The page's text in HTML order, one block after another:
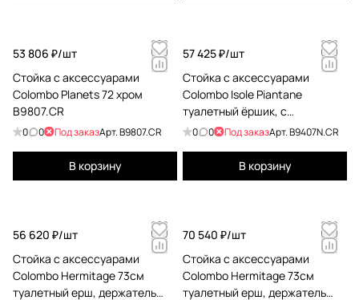
53 806 ₽/шт
Стойка с аксессуарами
Colombo Planets 72 хром
B9807.CR
0 0 Под заказАрт.B9807.CR
В корзину
57 425 ₽/шт
Стойка с аксессуарами
Colombo Isole Piantane
туалетный ёршик, с
держателем для туалетной
B9407N.CR
0 0 Под заказАрт.B9407N.CR
В корзину
56 620 ₽/шт
Стойка с аксессуарами
Colombo Hermitage 73см
туалетный ерш, держатель
70 540 ₽/шт
Стойка с аксессуарами
Colombo Hermitage 73см
туалетный ерш, держатель